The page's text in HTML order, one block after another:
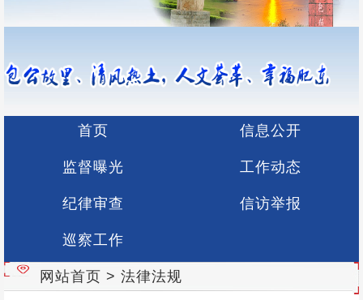
首页 信息公开
监督曝光 工作动态
纪律审查 信访举报
巡察工作
网站首页 > 法律法规